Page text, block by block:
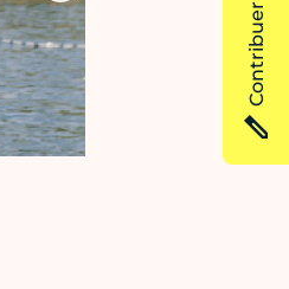
Contribuer